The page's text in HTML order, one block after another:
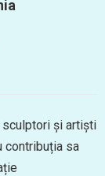
sculptori și artiști
contribuția sa